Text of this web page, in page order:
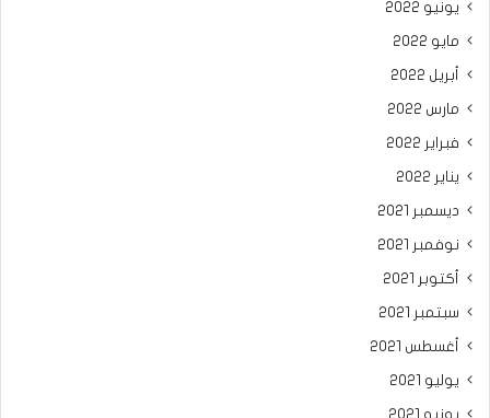
يونيو 2022
مايو 2022
أبريل 2022
مارس 2022
فبراير 2022
يناير 2022
ديسمبر 2021
نوفمبر 2021
أكتوبر 2021
سبتمبر 2021
أغسطس 2021
يوليو 2021
يونيو 2021